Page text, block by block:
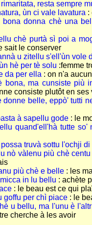
resta sempre
ùn ci vale lavatura :
bona donna chè una
chè purtà sì poi a
sait le conserver
u zitellu s'ell'ùn vole
hè per tè solu :femme
da per ella : on n'a
bona, ma cunsiste più
consiste plutôt en
donne belle, eppò' tutti
à sapellu gode: le
quand'ell'hà tutte so'
truvà sottu l'ochji di
nò vàlenu più chè
più chè e belle: les
in lu bellu : achète
: le beau est ce qui
goffu per chì piace: le
u bellu, ma l'unu è
cherche à les avoir